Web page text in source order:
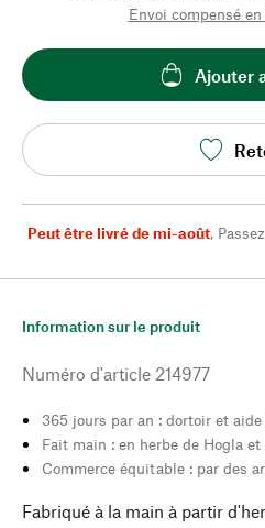
Envoi compensé en
Ajouter
Peut être livré de mi-août,
Information sur le produit
Numéro d'article 214977
365 jours par an : dortoir et
Fait main : en herbe de Hogla
Commerce équitable : par des
Fabriqué à la main à partir